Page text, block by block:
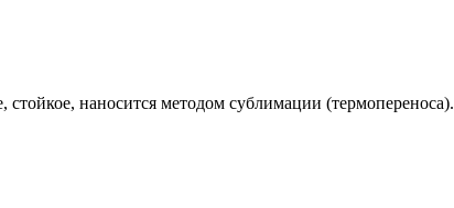
наносится методом сублимации (термопереноса).